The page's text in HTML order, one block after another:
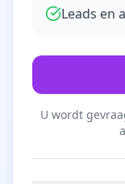
Leads en
U wordt